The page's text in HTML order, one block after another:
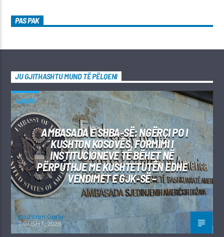
PAS PAK
JU GJITHASHTU MUND TË PËLQENI
LAJME
AMBASADA E SHBA-SË: NGËRÇI PO I
KUSHTON KOSOVËS, FORMIMI I
INSTITUCIONEVE TË BËHET NË
PËRPUTHJE ME KUSHTETUTËN EDHE
VENDIMET E GJK-SË –
Kushtrim Guraj
7 GUSHT, 2026